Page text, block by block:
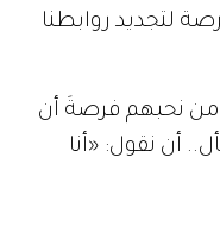
لتجديد روابطنا
من نحبهم فرصةَ أن
أن نقول: «أنا